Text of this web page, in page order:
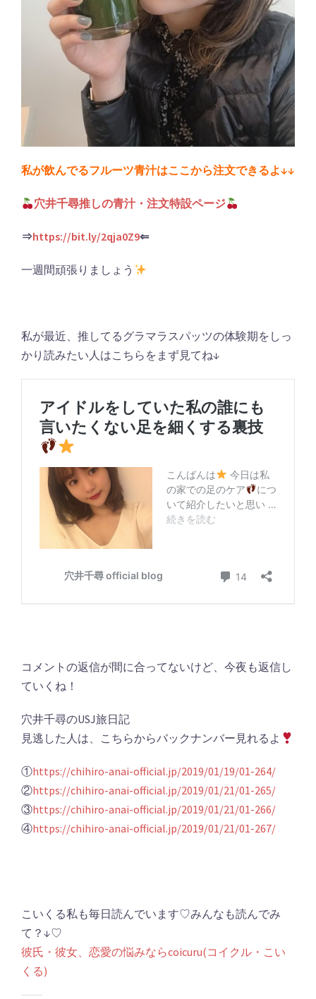
私が飲んでるフルーツ青汁はここから注文できるよ↓↓
穴井千尋推しの青汁・注文特設ページ
⇒https://bit.ly/2qja0Z9⇐
一週間頑張りましょう
私が最近、推してるグラマラスパッツの体験期をしっ
かり読みたい人はこちらをまず見てね↓
コメントの返信が間に合ってないけど、今夜も返信し
ていくね！
穴井千尋のUSJ旅日記
見逃した人は、こちらからバックナンバー見れるよ
①https://chihiro-anai-official.jp/2019/01/19/01-264/
②https://chihiro-anai-official.jp/2019/01/21/01-265/
③https://chihiro-anai-official.jp/2019/01/21/01-266/
④https://chihiro-anai-official.jp/2019/01/21/01-267/
こいくる私も毎日読んでいます♡みんなも読んでみ
て？↓♡
彼氏・彼女、恋愛の悩みならcoicuru(コイクル・こい
くる)